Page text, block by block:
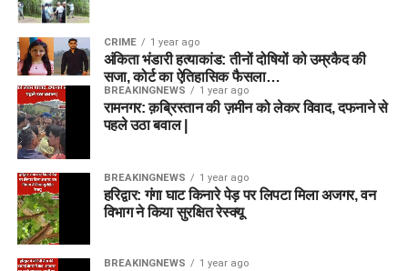
CRIME 1 year ago
अंकिता भंडारी हत्याकांड: तीनों दोषियों को उम्रकैद की
सजा, कोर्ट का ऐतिहासिक फैसला…
BREAKINGNEWS 1 year ago
रामनगर: क़ब्रिस्तान की ज़मीन को लेकर विवाद, दफनाने से
पहले उठा बवाल |
BREAKINGNEWS 1 year ago
हरिद्वार: गंगा घाट किनारे पेड़ पर लिपटा मिला अजगर, वन
विभाग ने किया सुरक्षित रेस्क्यू
BREAKINGNEWS 1 year ago